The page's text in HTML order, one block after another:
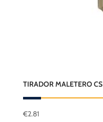
TIRADOR MALETERO CS
€2.81